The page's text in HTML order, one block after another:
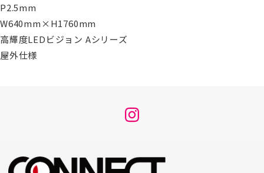
P2.5mm
W640mm×H1760mm
高輝度LEDビジョン Aシリーズ
屋外仕様
メ
ー